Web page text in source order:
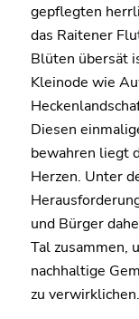
gepflegten
das Raitener
Blüten übersät
Kleinode wie
Diesen
bewahren liegt
Herzen. Unter
und Bürger
Tal zusammen,
nachhaltige
zu verwirklichen.